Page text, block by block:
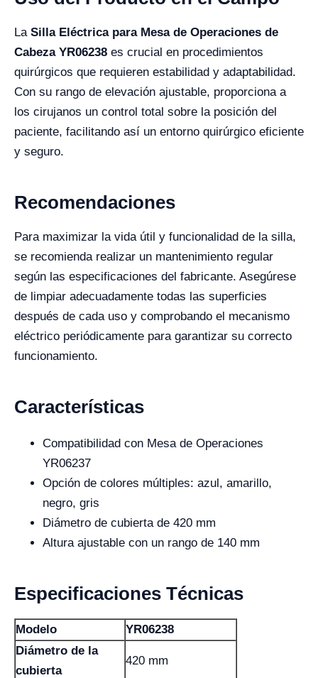
La Silla Eléctrica para Mesa de Operaciones de
Cabeza YR06238 es crucial en procedimientos
quirúrgicos que requieren estabilidad y adaptabilidad.
Con su rango de elevación ajustable, proporciona a
los cirujanos un control total sobre la posición del
paciente, facilitando así un entorno quirúrgico eficiente
y seguro.
Recomendaciones
Para maximizar la vida útil y funcionalidad de la silla,
se recomienda realizar un mantenimiento regular
según las especificaciones del fabricante. Asegúrese
de limpiar adecuadamente todas las superficies
después de cada uso y comprobando el mecanismo
eléctrico periódicamente para garantizar su correcto
funcionamiento.
Características
Compatibilidad con Mesa de Operaciones
YR06237
Opción de colores múltiples: azul, amarillo,
negro, gris
Diámetro de cubierta de 420 mm
Altura ajustable con un rango de 140 mm
Especificaciones Técnicas
Modelo
YR06238
Diámetro de la
cubierta
420 mm